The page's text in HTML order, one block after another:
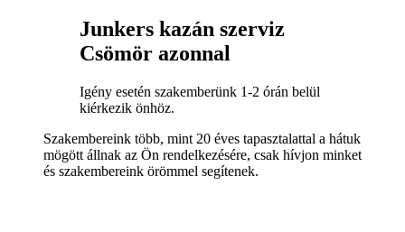
Junkers kazán szerviz
Csömör azonnal
Igény esetén szakemberünk 1-2 órán belül
kiérkezik önhöz.
Szakembereink több, mint 20 éves tapasztalattal a hátuk
mögött állnak az Ön rendelkezésére, csak hívjon minket
és szakembereink örömmel segítenek.